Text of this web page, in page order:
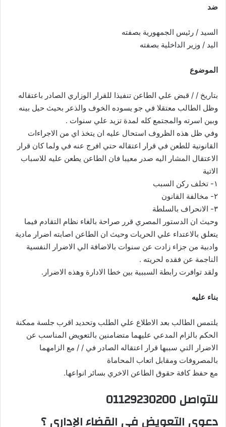
ضد
السيد / رئيس الجمهورية بصفته
اليد / وزير الداخلية بصفته
الموضوع
بتاريخ / / قبض علي الطاعن تنفيذا للقرار الوزاري الصادر باعتقاله
وظل الطالب معتقلا في جو يسوده الخوف والذعر بحيث حيل بينه
وبين اسرته والمجتمع كله لمدة تزيد علي سنوات .
وفي ظل هذه الظروف استحال عليه ان يتخذ اي من الاجراءات
القانونية للطعن في قرار اعتقاله حتي افرج عنه في ولما كان قرار
الاعتقال المشار اليه صدر معيبا فان الطاعن يطعن عليه للاسباب
الاتية
۱- تخلف ركن السبب
۲- مخالفة القانون
۳- الانحراف بالسلطة
وحيث ان الدستور المصري قرر صراحة بالغاء نظام التقادم فيما
يتعلق بالاعتداء علي الحريات وحيث ان الطاعن اصابته اضرار مادية
وادبية من جزاء زادت عن سنوات بالاضافة الي الاضرار النفسية
الناجمة عن فقده لحريته .
ولقد توافرت رابطة السببية بين خطا الادارة وهذه الاضرار.
بناء عليه
يلتمس الطالب بعد الاطلاع علي الطلب وتحديد اقرب جلسة ممكنة
الحكم بالزام المدعي عليهما متضامنين بالتعويض المناسب عن
الاضرار التي سببها قرار اعتقاله الصادر في / / مع الزامهما
بالمصروفات ومقابل اتعاب المحاماة
مع حفظ كافة حقوق الطاعن الاخري بسائر انواعها.
للتواصل 01129230200
دعوى التعويض في القضاء الإداري ؟